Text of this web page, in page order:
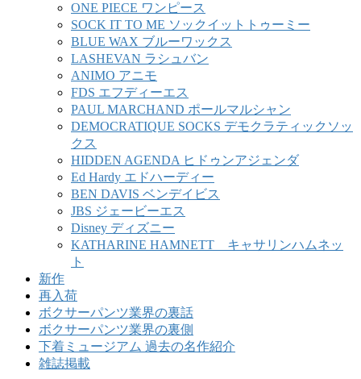
ONE PIECE ワンピース
SOCK IT TO ME ソックイットトゥーミー
BLUE WAX ブルーワックス
LASHEVAN ラシュバン
ANIMO アニモ
FDS エフディーエス
PAUL MARCHAND ポールマルシャン
DEMOCRATIQUE SOCKS デモクラティックソッ
クス
HIDDEN AGENDA ヒドゥンアジェンダ
Ed Hardy エドハーディー
BEN DAVIS ベンデイビス
JBS ジェービーエス
Disney ディズニー
KATHARINE HAMNETT キャサリンハムネッ
ト
新作
再入荷
ボクサーパンツ業界の裏話
ボクサーパンツ業界の裏側
下着ミュージアム 過去の名作紹介
雑誌掲載